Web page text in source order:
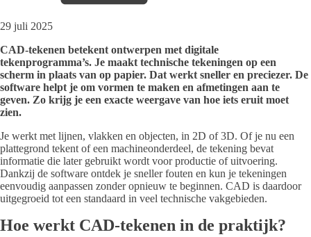
29 juli 2025
CAD-tekenen betekent ontwerpen met digitale
tekenprogramma’s. Je maakt technische tekeningen op een
scherm in plaats van op papier. Dat werkt sneller en preciezer. De
software helpt je om vormen te maken en afmetingen aan te
geven. Zo krijg je een exacte weergave van hoe iets eruit moet
zien.
Je werkt met lijnen, vlakken en objecten, in 2D of 3D. Of je nu een
plattegrond tekent of een machineonderdeel, de tekening bevat
informatie die later gebruikt wordt voor productie of uitvoering.
Dankzij de software ontdek je sneller fouten en kun je tekeningen
eenvoudig aanpassen zonder opnieuw te beginnen. CAD is daardoor
uitgegroeid tot een standaard in veel technische vakgebieden.
Hoe werkt CAD-tekenen in de praktijk?